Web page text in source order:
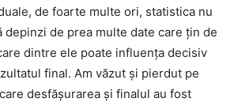
de foarte multe ori, statistica nu
depinzi de prea multe date care ţin de
dintre ele poate influenţa decisiv
final. Am văzut şi pierdut pe
desfăşurarea şi finalul au fost